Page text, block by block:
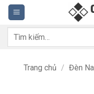
Bỏ
qua
nội
dung
Tìm
Trang chủ / Đèn